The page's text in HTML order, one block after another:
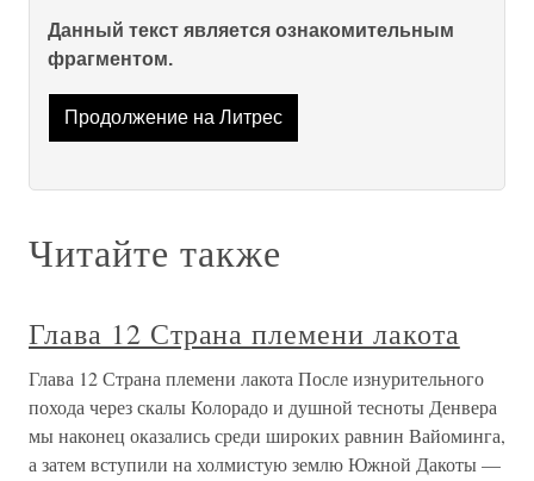
Данный текст является ознакомительным
фрагментом.
Продолжение на Литрес
Читайте также
Глава 12 Страна племени лакота
Глава 12 Страна племени лакота После изнурительного
похода через скалы Колорадо и душной тесноты Денвера
мы наконец оказались среди широких равнин Вайоминга,
а затем вступили на холмистую землю Южной Дакоты —